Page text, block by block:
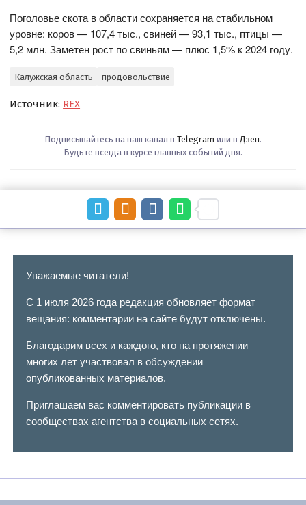
Поголовье скота в области сохраняется на стабильном
уровне: коров — 107,4 тыс., свиней — 93,1 тыс., птицы —
5,2 млн. Заметен рост по свиньям — плюс 1,5% к 2024 году.
Калужская область продовольствие
Источник: REX
Подписывайтесь на наш канал в Telegram или в Дзен.
Будьте всегда в курсе главных событий дня.
Уважаемые читатели!
С 1 июля 2026 года редакция обновляет формат
вещания: комментарии на сайте будут отключены.
Благодарим всех и каждого, кто на протяжении
многих лет участвовал в обсуждении
опубликованных материалов.
Приглашаем вас комментировать публикации в
сообществах агентства в социальных сетях.